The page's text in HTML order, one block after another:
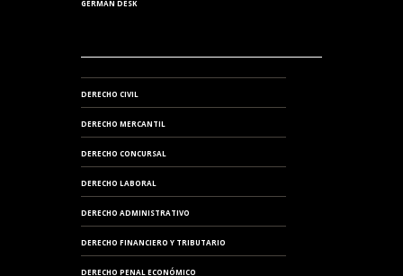
GERMAN DESK
DERECHO CIVIL
DERECHO MERCANTIL
DERECHO CONCURSAL
DERECHO LABORAL
DERECHO ADMINISTRATIVO
DERECHO FINANCIERO Y TRIBUTARIO
DERECHO PENAL ECONÓMICO